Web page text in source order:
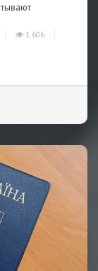
1 606